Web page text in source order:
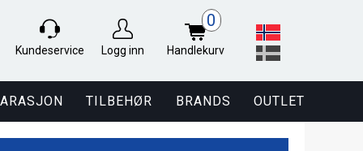
Kundeservice Logg inn
0
Handlekurv
TILBEHØR BRANDS OUTLET